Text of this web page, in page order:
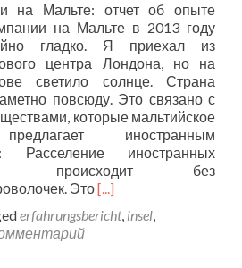
на Мальте: отчет об опыте
на Мальте в 2013 году
гладко. Я приехал из
центра Лондона, но на
светило солнце. Страна
повсюду. Это связано с
которые мальтийское
иностранным
Расселение иностранных
происходит без
ЭтоПодробнее
Опыт
[...]
erfahrungsbericht, insel,